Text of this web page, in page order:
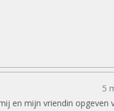
5
en mijn vriendin opgeven